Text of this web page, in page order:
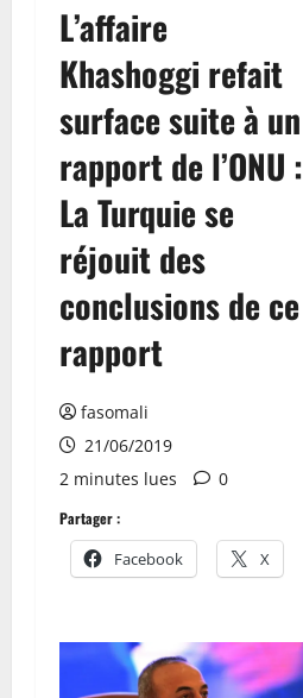
L’affaire
Khashoggi refait
surface suite à un
rapport de l’ONU :
La Turquie se
réjouit des
conclusions de ce
rapport
fasomali
21/06/2019
2 minutes lues
0
Partager :
Facebook X